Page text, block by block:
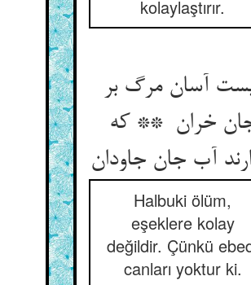
kolaylaştırır.
آسان مرگ بر
خران ** که
Halbuki ölüm,
eşeklere kolay
değildir. Çünkü
canları yoktur ki.